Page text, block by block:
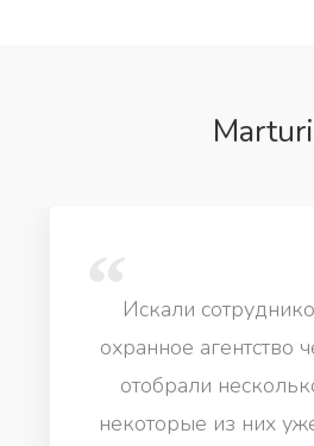
Искали
охранное агентство
отобрали
некоторые из них